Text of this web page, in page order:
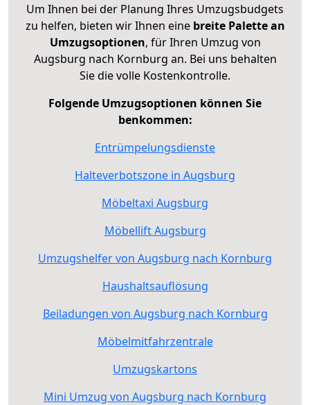
Um Ihnen bei der Planung Ihres Umzugsbudgets
zu helfen, bieten wir Ihnen eine breite Palette an
Umzugsoptionen, für Ihren Umzug von
Augsburg nach Kornburg an. Bei uns behalten
Sie die volle Kostenkontrolle.
Folgende Umzugsoptionen können Sie
benkommen:
Entrümpelungsdienste
Halteverbotszone in Augsburg
Möbeltaxi Augsburg
Möbellift Augsburg
Umzugshelfer von Augsburg nach Kornburg
Haushaltsauflösung
Beiladungen von Augsburg nach Kornburg
Möbelmitfahrzentrale
Umzugskartons
Mini Umzug von Augsburg nach Kornburg